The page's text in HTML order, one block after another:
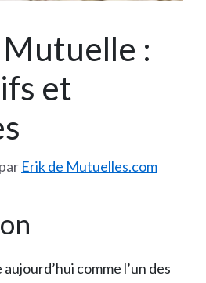
:
et
par Erik de Mutuelles.com
comme l’un des